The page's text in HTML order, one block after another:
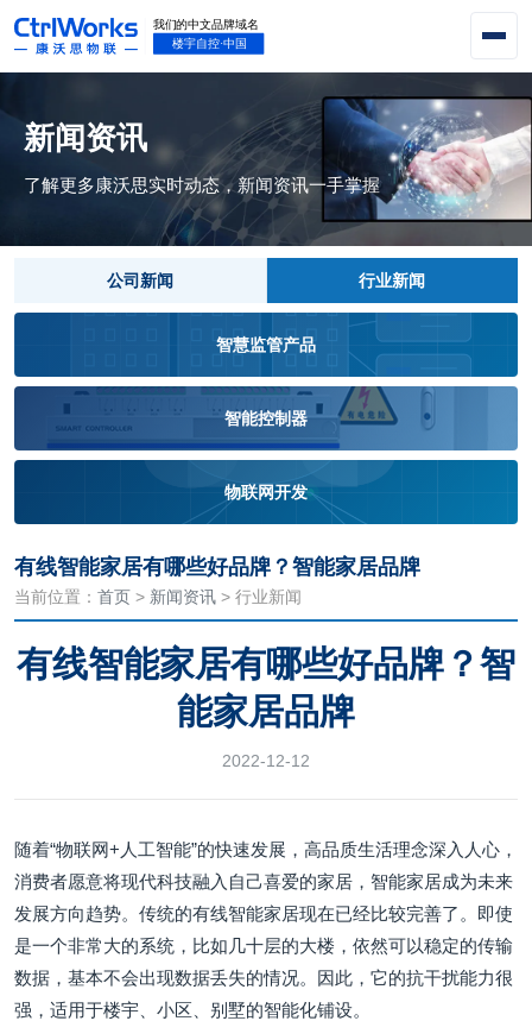
新闻资讯
了解更多康沃思实时动态，新闻资讯一手掌握
公司新闻 行业新闻
智慧监管产品
智能控制器
物联网开发
有线智能家居有哪些好品牌？智能家居品牌
当前位置： 首页 > 新闻资讯 > 行业新闻
有线智能家居有哪些好品牌？智
能家居品牌
2022-12-12
随着“物联网+人工智能”的快速发展，高品质生活理念深入人心，
消费者愿意将现代科技融入自己喜爱的家居，智能家居成为未来
发展方向趋势。传统的有线智能家居现在已经比较完善了。即使
是一个非常大的系统，比如几十层的大楼，依然可以稳定的传输
数据，基本不会出现数据丢失的情况。因此，它的抗干扰能力很
强，适用于楼宇、小区、别墅的智能化铺设。